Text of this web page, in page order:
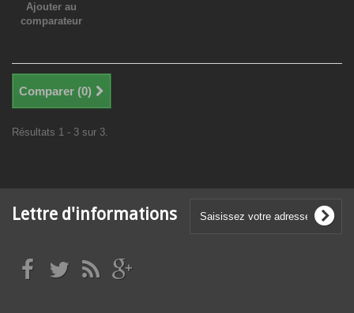
Ajouter au
comparateur
Comparer (0)
Résultats 1 - 3 sur 3.
Lettre d'informations